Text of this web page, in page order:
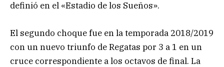
definió en el «Estadio de los Sueños».
El segundo choque fue en la temporada 2018/2019
con un nuevo triunfo de Regatas por 3 a 1 en un
cruce correspondiente a los octavos de final. La